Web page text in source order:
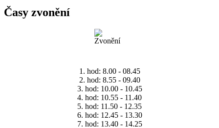
Časy zvonění
1. hod: 8.00 - 08.45
2. hod: 8.55 - 09.40
3. hod: 10.00 - 10.45
4. hod: 10.55 - 11.40
5. hod: 11.50 - 12.35
6. hod: 12.45 - 13.30
7. hod: 13.40 - 14.25